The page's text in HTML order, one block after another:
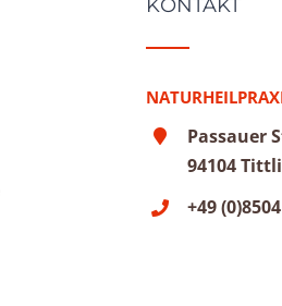
KONTAKT
Passauer
94104
+49